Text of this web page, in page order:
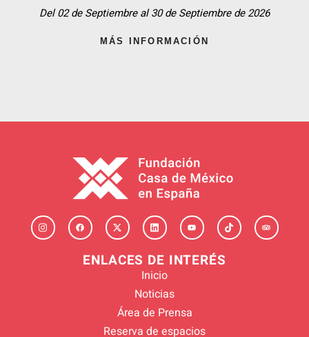
Del 02 de Septiembre al 30 de Septiembre de 2026
MÁS INFORMACIÓN
ENLACES DE INTERÉS
Inicio
Noticias
Área de Prensa
Reserva de espacios